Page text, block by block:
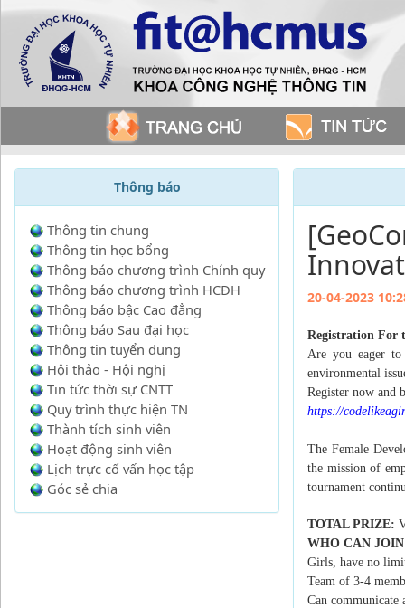
Thông báo
Thông tin chung
Thông tin học bổng
Thông báo chương trình Chính quy
Thông báo chương trình HCĐH
Thông báo bậc Cao đẳng
Thông báo Sau đại học
Thông tin tuyển dụng
Hội thảo - Hội nghị
Tin tức thời sự CNTT
Quy trình thực hiện TN
Thành tích sinh viên
Hoạt động sinh viên
Lịch trực cố vấn học tập
Góc sẻ chia
20-04-2023
Registration For
Are you eager to
environmental
Register now and
https://
The Female
the mission of
tournament
TOTAL PRIZE:
WHO CAN
Girls, have no
Team of 3-4
Can communicate